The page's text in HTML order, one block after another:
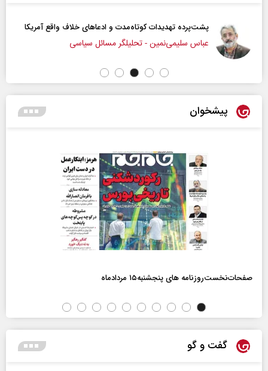
پشت‌پرده تهدیدات کوتاه‏‌مدت و ادعا‌های خلاف واقع آمریکا
عباس سلیمی‌نمین - تحلیلگر مسائل سیاسی
پیشخوان
صفحات‌نخست‌روزنامه ها‌ی پنجشنبه‌۱۵ مردادماه
گفت و گو